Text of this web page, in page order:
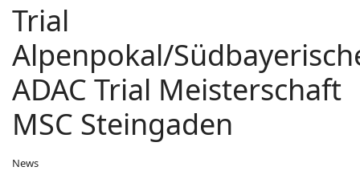
Trial
Alpenpokal/
ADAC Trial Meisterschaft
MSC Steingaden
News